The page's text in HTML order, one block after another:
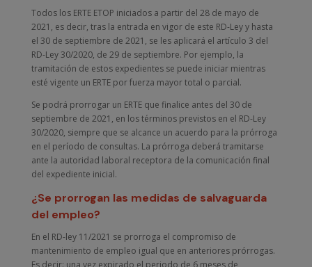
Todos los ERTE ETOP iniciados a partir del 28 de mayo de
2021, es decir, tras la entrada en vigor de este RD-Ley y hasta
el 30 de septiembre de 2021, se les aplicará el artículo 3 del
RD-Ley 30/2020, de 29 de septiembre. Por ejemplo, la
tramitación de estos expedientes se puede iniciar mientras
esté vigente un ERTE por fuerza mayor total o parcial.
Se podrá prorrogar un ERTE que finalice antes del 30 de
septiembre de 2021, en los términos previstos en el RD-Ley
30/2020, siempre que se alcance un acuerdo para la prórroga
en el período de consultas. La prórroga deberá tramitarse
ante la autoridad laboral receptora de la comunicación final
del expediente inicial.
¿Se prorrogan las medidas de salvaguarda
del empleo?
En el RD-ley 11/2021 se prorroga el compromiso de
mantenimiento de empleo igual que en anteriores prórrogas.
Es decir: una vez expirado el periodo de 6 meses de